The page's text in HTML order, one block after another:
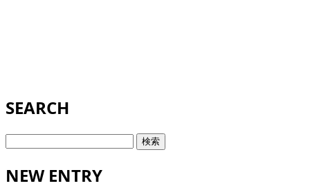
SEARCH
検
NEW ENTRY